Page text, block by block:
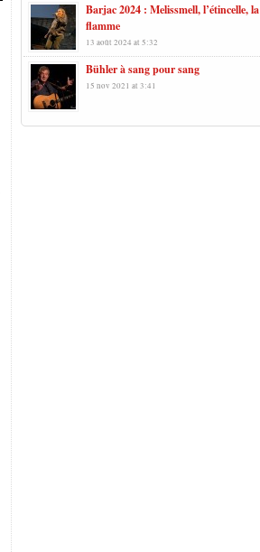
Barjac 2024 : Melissmell, l’étincelle, la
flamme
13 août 2024 at 5:32
Bühler à sang pour sang
15 nov 2021 at 3:41